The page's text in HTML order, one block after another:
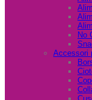
No
Accessori